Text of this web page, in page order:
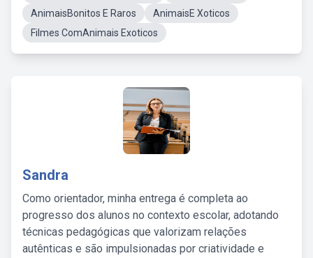
AnimaisBonitos E Raros
AnimaisE Xoticos
Filmes ComAnimais Exoticos
Sandra
Como orientador, minha entrega é completa ao
progresso dos alunos no contexto escolar, adotando
técnicas pedagógicas que valorizam relações
autênticas e são impulsionadas por criatividade e